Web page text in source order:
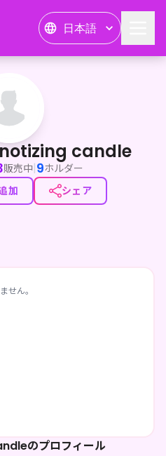
日本語
candle
販売中|9ホルダー
加
シェア
のプロフィール
せん。